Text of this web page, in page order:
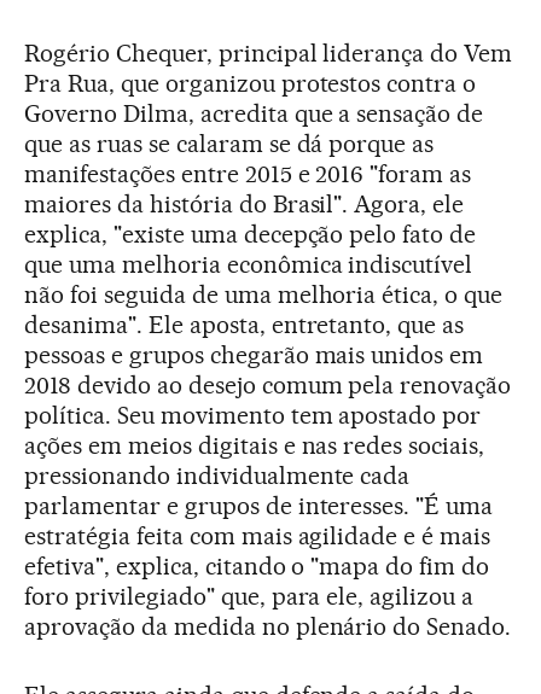
Rogério Chequer, principal liderança do Vem
Pra Rua, que organizou protestos contra o
Governo Dilma, acredita que a sensação de
que as ruas se calaram se dá porque as
manifestações entre 2015 e 2016 "foram as
maiores da história do Brasil". Agora, ele
explica, "existe uma decepção pelo fato de
que uma melhoria econômica indiscutível
não foi seguida de uma melhoria ética, o que
desanima". Ele aposta, entretanto, que as
pessoas e grupos chegarão mais unidos em
2018 devido ao desejo comum pela renovação
política. Seu movimento tem apostado por
ações em meios digitais e nas redes sociais,
pressionando individualmente cada
parlamentar e grupos de interesses. "É uma
estratégia feita com mais agilidade e é mais
efetiva", explica, citando o "mapa do fim do
foro privilegiado" que, para ele, agilizou a
aprovação da medida no plenário do Senado.